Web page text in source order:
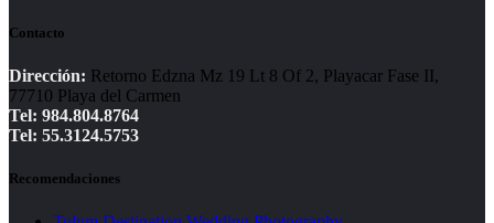
Contacto
Dirección: Retorno Edzna Mz 19 Lt 8 Of 2, Playacar Fase II,
77710 Playa del Carmen
Tel: 984.804.8764
Tel: 55.3124.5753
Recomendaciones